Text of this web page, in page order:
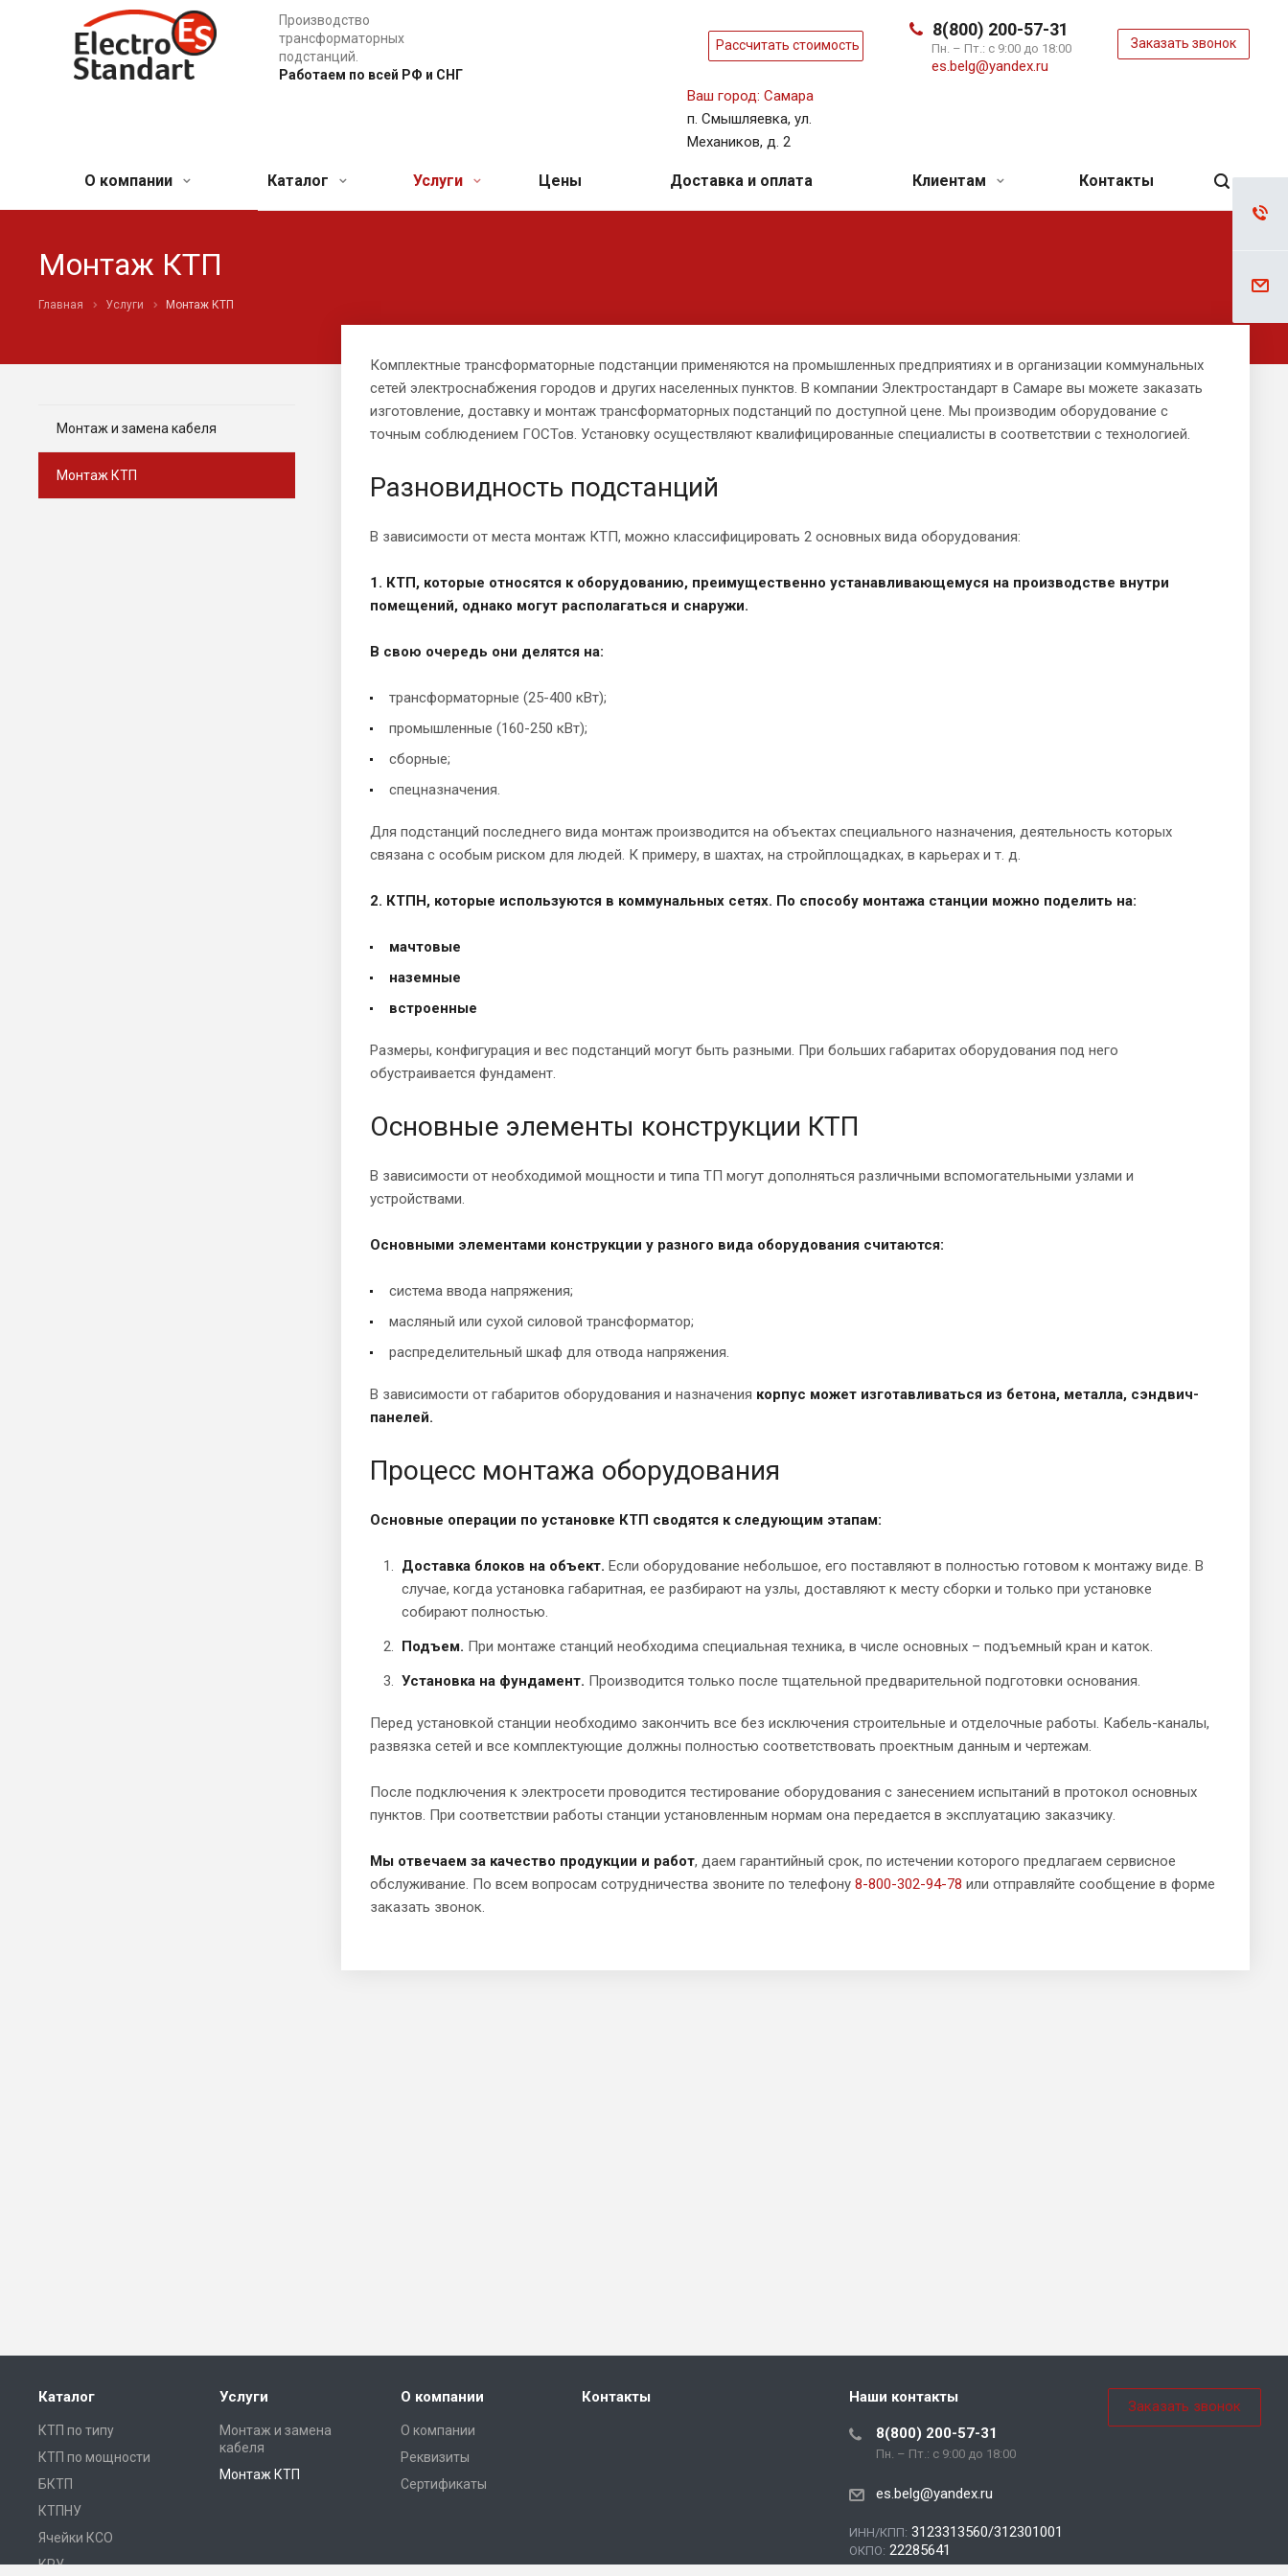
Производство
трансформаторных
подстанций.
Работаем по всей РФ и СНГ
8(800) 200-57-31
Пн. – Пт.: с 9:00 до 18:00
es.belg@yandex.ru
Заказать звонок
Рассчитать стоимость
Ваш город: Самара
п. Смышляевка, ул.
Механиков, д. 2
О компании Каталог Услуги Цены Доставка и оплата Клиентам Контакты
Монтаж КТП
Главная Услуги Монтаж КТП
Комплектные трансформаторные подстанции применяются на промышленных предприятиях и в организации коммунальных
сетей электроснабжения городов и других населенных пунктов. В компании Электростандарт в Самаре вы можете заказать
изготовление, доставку и монтаж трансформаторных подстанций по доступной цене. Мы производим оборудование с
точным соблюдением ГОСТов. Установку осуществляют квалифицированные специалисты в соответствии с технологией.
Разновидность подстанций
В зависимости от места монтаж КТП, можно классифицировать 2 основных вида оборудования:
1. КТП, которые относятся к оборудованию, преимущественно устанавливающемуся на производстве внутри
помещений, однако могут располагаться и снаружи.
В свою очередь они делятся на:
трансформаторные (25-400 кВт);
промышленные (160-250 кВт);
сборные;
спецназначения.
Для подстанций последнего вида монтаж производится на объектах специального назначения, деятельность которых
связана с особым риском для людей. К примеру, в шахтах, на стройплощадках, в карьерах и т. д.
2. КТПН, которые используются в коммунальных сетях. По способу монтажа станции можно поделить на:
мачтовые
наземные
встроенные
Размеры, конфигурация и вес подстанций могут быть разными. При больших габаритах оборудования под него
обустраивается фундамент.
Основные элементы конструкции КТП
В зависимости от необходимой мощности и типа ТП могут дополняться различными вспомогательными узлами и
устройствами.
Основными элементами конструкции у разного вида оборудования считаются:
система ввода напряжения;
масляный или сухой силовой трансформатор;
распределительный шкаф для отвода напряжения.
В зависимости от габаритов оборудования и назначения корпус может изготавливаться из бетона, металла, сэндвич-
панелей.
Процесс монтажа оборудования
Основные операции по установке КТП сводятся к следующим этапам:
Доставка блоков на объект. Если оборудование небольшое, его поставляют в полностью готовом к монтажу виде. В
случае, когда установка габаритная, ее разбирают на узлы, доставляют к месту сборки и только при установке
собирают полностью.
Подъем. При монтаже станций необходима специальная техника, в числе основных – подъемный кран и каток.
Установка на фундамент. Производится только после тщательной предварительной подготовки основания.
Перед установкой станции необходимо закончить все без исключения строительные и отделочные работы. Кабель-каналы,
развязка сетей и все комплектующие должны полностью соответствовать проектным данным и чертежам.
После подключения к электросети проводится тестирование оборудования с занесением испытаний в протокол основных
пунктов. При соответствии работы станции установленным нормам она передается в эксплуатацию заказчику.
Мы отвечаем за качество продукции и работ, даем гарантийный срок, по истечении которого предлагаем сервисное
обслуживание. По всем вопросам сотрудничества звоните по телефону 8-800-302-94-78 или отправляйте сообщение в форме
заказать звонок.
Монтаж и замена кабеля
Монтаж КТП
Каталог
КТП по типу
КТП по мощности
БКТП
КТПНУ
Ячейки КСО
КРУ
Услуги
Монтаж и замена
кабеля
Монтаж КТП
О компании
О компании
Реквизиты
Сертификаты
Контакты Наши контакты
8(800) 200-57-31
Пн. – Пт.: с 9:00 до 18:00
es.belg@yandex.ru
ИНН/КПП: 3123313560/312301001
ОКПО: 22285641
Заказать звонок